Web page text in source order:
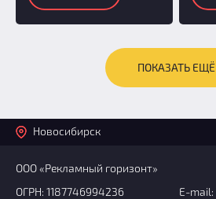
ПОКАЗАТЬ ЕЩЁ
Новосибирск
ООО «Рекламный горизонт»
ОГРН: 1187746994236
E-mail: